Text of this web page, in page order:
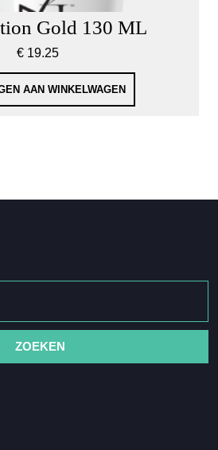
Gold 130 ML
€ 19.25
AAN WINKELWAGEN